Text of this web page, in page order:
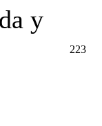
y
223